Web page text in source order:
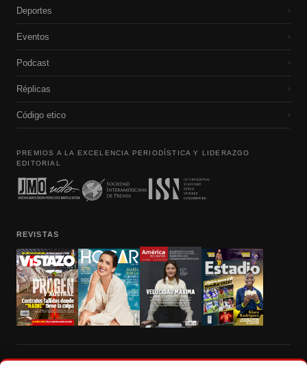
Deportes ›
Eventos ›
Podcast ›
Réplicas ›
Código etico ›
PREMIOS A LA EXCELENCIA PERIODÍSTICA Y LIDERAZGO
EDITORIAL
REVISTAS